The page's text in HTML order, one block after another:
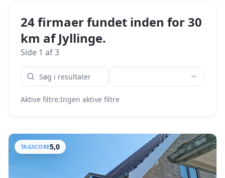
24 firmaer fundet inden for 30
km af Jyllinge.
Side 1 af3
Aktive filtre:Ingen aktive filtre
TAGSCORE5,0